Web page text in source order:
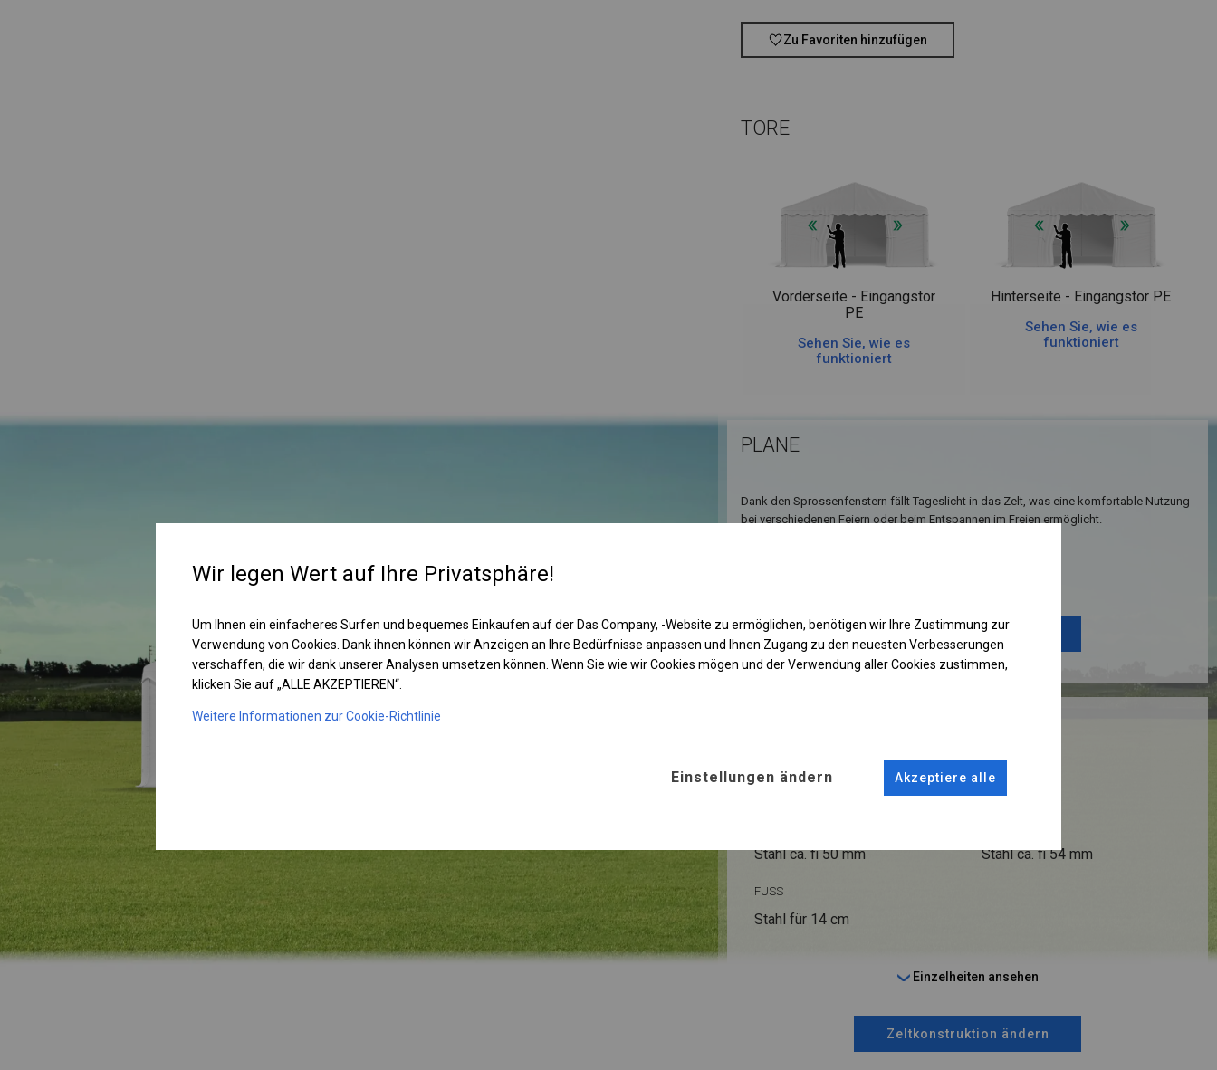
Zu Favoriten hinzufügen
TORE
Vorderseite - Eingangstor
PE
Sehen Sie, wie es
funktioniert
Hinterseite - Eingangstor PE
Sehen Sie, wie es
funktioniert
PLANE
Dank den Sprossenfenstern fällt Tageslicht in das Zelt, was eine komfortable Nutzung
bei verschiedenen Feiern oder beim Entspannen im Freien ermöglicht.
Plane ändern
WINTER
Stahl ca.fi 50 mm Stahl ca.fi 54 mm
FUSS
Stahl für 14 cm
Einzelheiten ansehen
Zeltkonstruktion ändern
Wir legen Wert auf Ihre Privatsphäre!
Um Ihnen ein einfacheres Surfen und bequemes Einkaufen auf der Das Company, -Website zu ermöglichen, benötigen wir Ihre Zustimmung zur
Verwendung von Cookies. Dank ihnen können wir Anzeigen an Ihre Bedürfnisse anpassen und Ihnen Zugang zu den neuesten Verbesserungen
verschaffen, die wir dank unserer Analysen umsetzen können. Wenn Sie wie wir Cookies mögen und der Verwendung aller Cookies zustimmen,
klicken Sie auf „ALLE AKZEPTIEREN“.
Weitere Informationen zur Cookie-Richtlinie
Einstellungen ändern Akzeptiere alle